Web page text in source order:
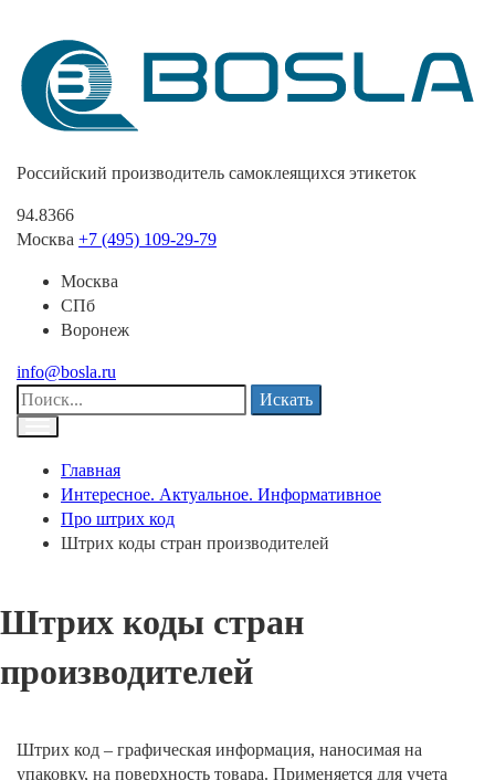
Российский производитель самоклеящихся этикеток
94.8366
Москва +7 (495) 109-29-79
Москва
СПб
Воронеж
info@bosla.ru
Искать
Главная
Интересное. Актуальное. Информативное
Про штрих код
Штрих коды стран производителей
Штрих коды стран
производителей
Штрих код – графическая информация, наносимая на
упаковку, на поверхность товара. Применяется для учета